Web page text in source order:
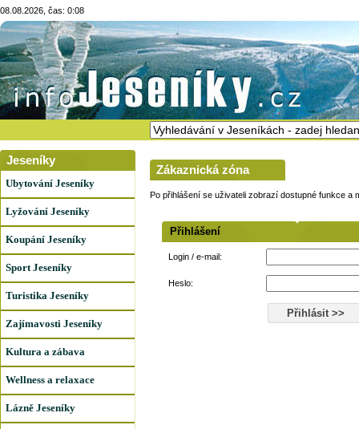
08.08.2026, čas: 0:08
Jeseníky
Ubytování Jeseníky
Lyžování Jeseníky
Koupání Jeseníky
Sport Jeseníky
Turistika Jeseníky
Zajímavosti Jeseníky
Kultura a zábava
Wellness a relaxace
Lázně Jeseníky
Zákaznická zóna
Po přihlášení se uživateli zobrazí dostupné funkce a
Přihlášení
Login / e-mail:
Heslo: